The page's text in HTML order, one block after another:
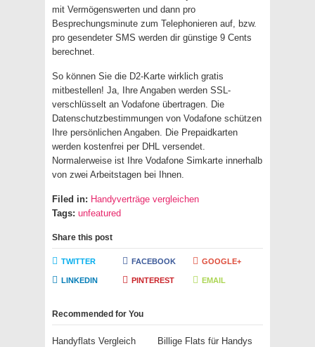
mit Vermögenswerten und dann pro
Besprechungsminute zum Telephonieren auf, bzw.
pro gesendeter SMS werden dir günstige 9 Cents
berechnet.
So können Sie die D2-Karte wirklich gratis
mitbestellen! Ja, Ihre Angaben werden SSL-
verschlüsselt an Vodafone übertragen. Die
Datenschutzbestimmungen von Vodafone schützen
Ihre persönlichen Angaben. Die Prepaidkarten
werden kostenfrei per DHL versendet.
Normalerweise ist Ihre Vodafone Simkarte innerhalb
von zwei Arbeitstagen bei Ihnen.
Filed in: Handyverträge vergleichen
Tags: unfeatured
Share this post
TWITTER FACEBOOK GOOGLE+
LINKEDIN PINTEREST EMAIL
Recommended for You
Handyflats Vergleich Billige Flats für Handys